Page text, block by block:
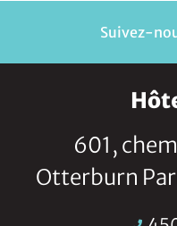
Suivez-
601,
Otterburn